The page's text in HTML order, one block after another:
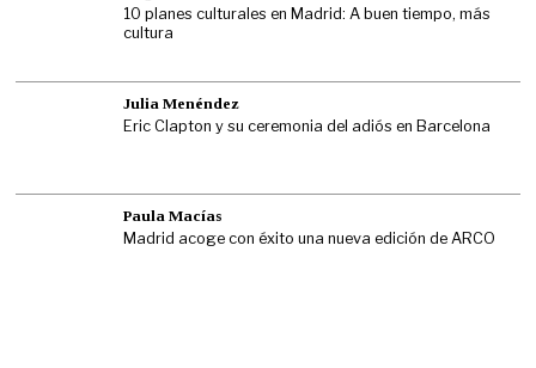
10 planes culturales en Madrid: A buen tiempo, más
cultura
Julia Menéndez
Eric Clapton y su ceremonia del adiós en Barcelona
Paula Macías
Madrid acoge con éxito una nueva edición de ARCO